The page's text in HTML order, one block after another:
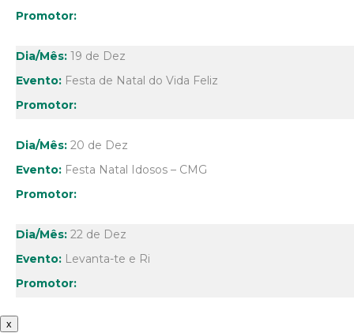
19 de Dez
Festa de Natal do Vida Feliz
20 de Dez
Festa Natal Idosos – CMG
22 de Dez
Levanta-te e Ri
x